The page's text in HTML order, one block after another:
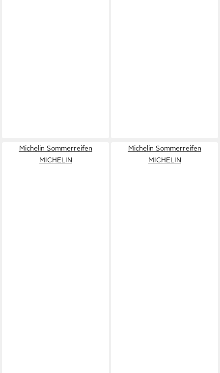
Michelin Sommerreifen
MICHELIN
Michelin Sommerreifen
MICHELIN